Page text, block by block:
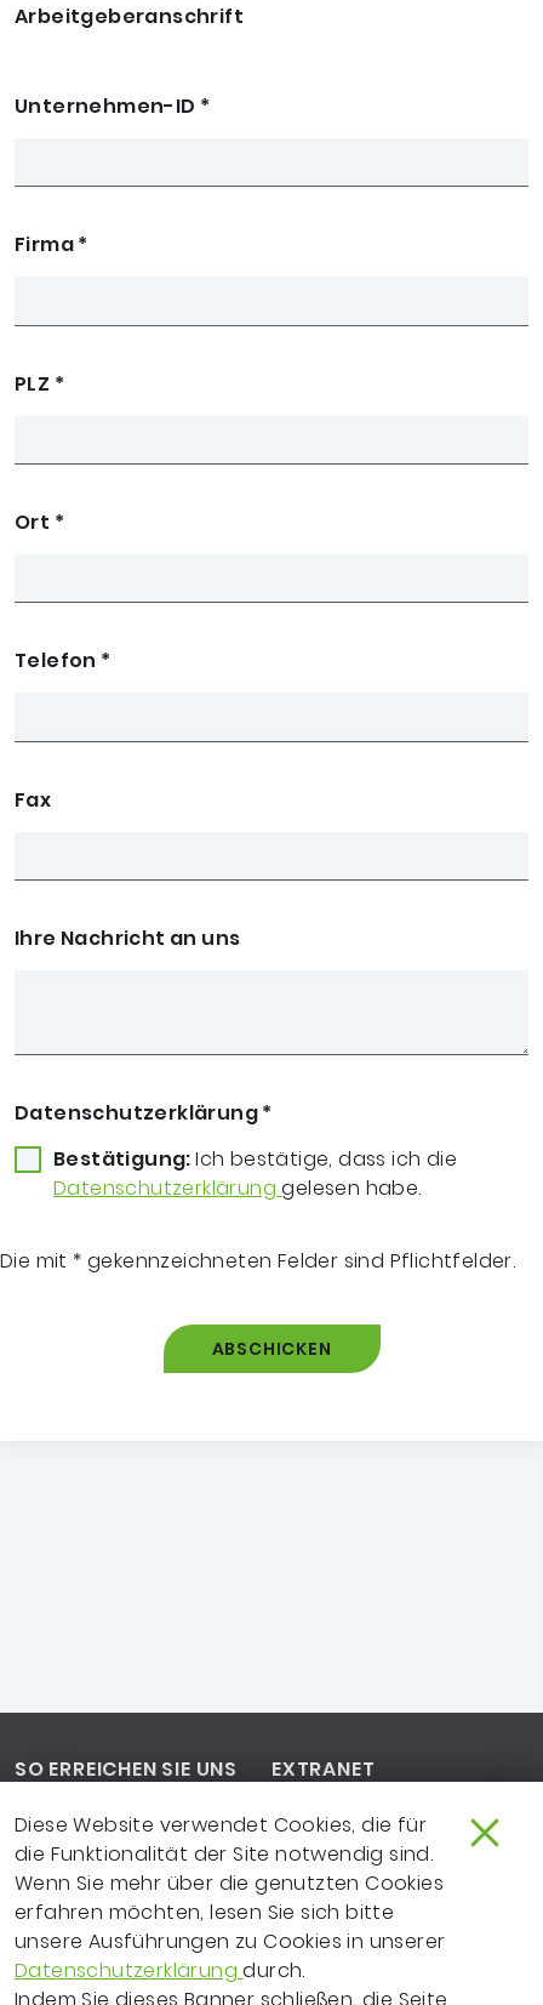
Diese Website verwendet Cookies, die für
die Funktionalität der Site notwendig sind.
Wenn Sie mehr über die genutzten Cookies
erfahren möchten, lesen Sie sich bitte
unsere Ausführungen zu Cookies in unserer
Datenschutzerklärungdurch.
Arbeitgeberanschrift
Unternehmen-ID *
Firma*
PLZ *
Ort *
Telefon *
Fax
Ihre Nachricht an uns
Datenschutzerklärung*
Bestätigung:Ich bestätige, dass ich die
Datenschutzerklärunggelesen habe.
Die mit * gekennzeichneten Felder sind Pflichtfelder.
ABSCHICKEN
Footer-Navigation
SO ERREICHEN SIE UNS
EXTRANET
IMPRESSUM
NEWSLETTER
LEICHTE SPRACHE
DATENSCHUTZ
FRAGEN ZUR WEBSITE?
VERTRAGSPARTNER
ERKLÄRUNG ZUR